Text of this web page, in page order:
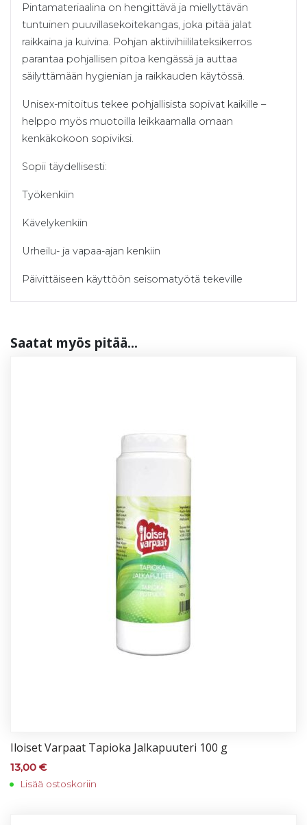
Pintamateriaalina on hengittävä ja miellyttävän
tuntuinen puuvillasekoitekangas, joka pitää jalat
raikkaina ja kuivina. Pohjan aktiivihiililateksikerros
parantaa pohjallisen pitoa kengässä ja auttaa
säilyttämään hygienian ja raikkauden käytössä.
Unisex-mitoitus tekee pohjallisista sopivat kaikille –
helppo myös muotoilla leikkaamalla omaan
kenkäkokoon sopiviksi.
Sopii täydellisesti:
Työkenkiin
Kävelykenkiin
Urheilu- ja vapaa-ajan kenkiin
Päivittäiseen käyttöön seisomatyötä tekeville
Saa­tat myös pi­tää...
Iloi­set Var­paat Ta­pio­ka Jal­ka­puu­te­ri 100 g
13,00 €
Lisää ostoskoriin